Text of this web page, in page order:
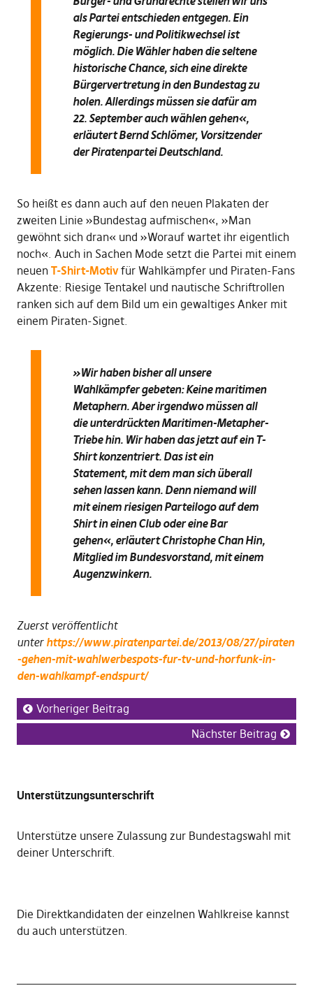
als Partei entschieden entgegen. Ein
Regierungs- und Politikwechsel ist
möglich. Die Wähler haben die seltene
historische Chance, sich eine direkte
Bürgervertretung in den Bundestag zu
holen. Allerdings müssen sie dafür am
22. September auch wählen gehen«,
erläutert Bernd Schlömer, Vorsitzender
der Piratenpartei Deutschland.
So heißt es dann auch auf den neuen Plakaten der
zweiten Linie »Bundestag aufmischen«, »Man
gewöhnt sich dran« und »Worauf wartet ihr eigentlich
noch«. Auch in Sachen Mode setzt die Partei mit einem
neuen T-Shirt-Motivfür Wahlkämpfer und Piraten-Fans
Akzente: Riesige Tentakel und nautische Schriftrollen
ranken sich auf dem Bild um ein gewaltiges Anker mit
einem Piraten-Signet.
»Wir haben bisher all unsere
Wahlkämpfer gebeten: Keine maritimen
Metaphern. Aber irgendwo müssen all
die unterdrückten Maritimen-Metapher-
Triebe hin. Wir haben das jetzt auf ein T-
Shirt konzentriert. Das ist ein
Statement, mit dem man sich überall
sehen lassen kann. Denn niemand will
mit einem riesigen Parteilogo auf dem
Shirt in einen Club oder eine Bar
gehen«, erläutert Christophe Chan Hin,
Mitglied im Bundesvorstand, mit einem
Augenzwinkern.
Zuerst veröffentlicht
unter https://www.piratenpartei.de/2013/08/27/piraten
-gehen-mit-wahlwerbespots-fur-tv-und-horfunk-in-
den-wahlkampf-endspurt/
Vorheriger Beitrag
Nächster Beitrag
Unterstützungsunterschrift
Unterstütze unsere Zulassung zur Bundestagswahl mit
deiner Unterschrift.
Die Direktkandidaten der einzelnen Wahlkreise kannst
du auch unterstützen.